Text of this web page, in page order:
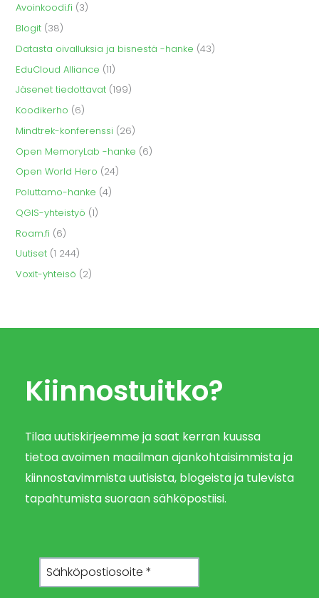
Avoinkoodi.fi (3)
Blogit (38)
Datasta oivalluksia ja bisnestä -hanke (43)
EduCloud Alliance (11)
Jäsenet tiedottavat (199)
Koodikerho (6)
Mindtrek-konferenssi (26)
Open MemoryLab -hanke (6)
Open World Hero (24)
Poluttamo-hanke (4)
QGIS-yhteistyö (1)
Roam.fi (6)
Uutiset (1 244)
Voxit-yhteisö (2)
Kiinnostuitko?
Tilaa uutiskirjeemme ja saat kerran kuussa
tietoa avoimen maailman ajankohtaisimmista ja
kiinnostavimmista uutisista, blogeista ja tulevista
tapahtumista suoraan sähköpostiisi.